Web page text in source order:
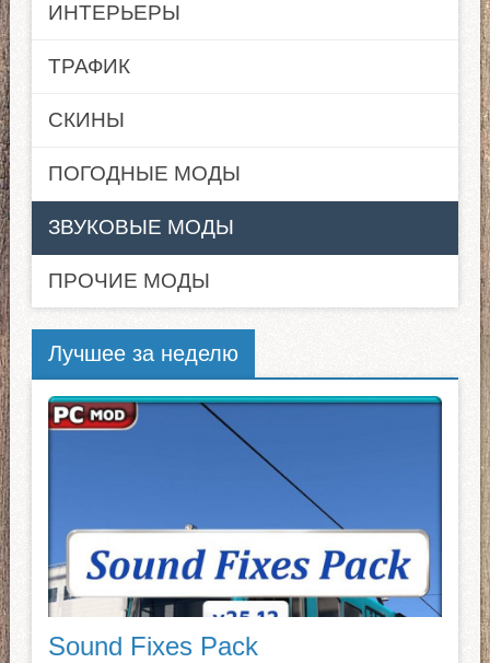
ИНТЕРЬЕРЫ
ТРАФИК
СКИНЫ
ПОГОДНЫЕ МОДЫ
ЗВУКОВЫЕ МОДЫ
ПРОЧИЕ МОДЫ
Лучшее за неделю
Sound Fixes Pack